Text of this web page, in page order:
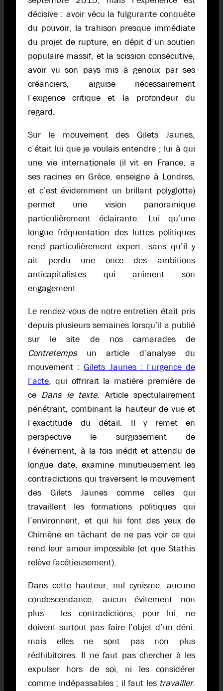
décisive : avoir vécu la fulgurante conquête
du pouvoir, la trahison presque immédiate
du projet de rupture, en dépit d’un soutien
populaire massif, et la scission consécutive,
avoir vu son pays mis à genoux par ses
créanciers, aiguise nécessairement
l’exigence critique et la profondeur du
regard.
Sur le mouvement des Gilets Jaunes,
c’était lui que je voulais entendre ; lui à qui
une vie internationale (il vit en France, a
ses racines en Grèce, enseigne à Londres,
et c’est évidemment un brillant polyglotte)
permet une vision panoramique
particulièrement éclairante. Lui qu’une
longue fréquentation des luttes politiques
rend particulièrement expert, sans qu’il y
ait perdu une once des ambitions
anticapitalistes qui animent son
engagement.
Le rendez-vous de notre entretien était pris
depuis plusieurs semaines lorsqu’il a publié
sur le site de nos camarades de
Contretempsun article d’analyse du
mouvement :Gilets Jaunes : l’urgence de
l’acte, qui offrirait la matière première de
ce Dans le texte. Article spectulairement
pénétrant, combinant la hauteur de vue et
l’exactitude du détail. Il y remet en
perspective le surgissement de
l’événement, à la fois inédit et attendu de
longue date, examine minutieusement les
contradictions qui traversent le mouvement
des Gilets Jaunes comme celles qui
travaillent les formations politiques qui
l’environnent, et qui lui font des yeux de
Chimène en tâchant de ne pas voir ce qui
rend leur amour impossible (et que Stathis
relève facétieusement).
Dans cette hauteur, nul cynisme, aucune
condescendance, aucun évitement non
plus : les contradictions, pour lui, ne
doivent surtout pas faire l’objet d’un déni,
mais elles ne sont pas non plus
rédhibitoires. Il ne faut pas chercher à les
expulser hors de soi, ni les considérer
comme indépassables ; il faut les travailler.